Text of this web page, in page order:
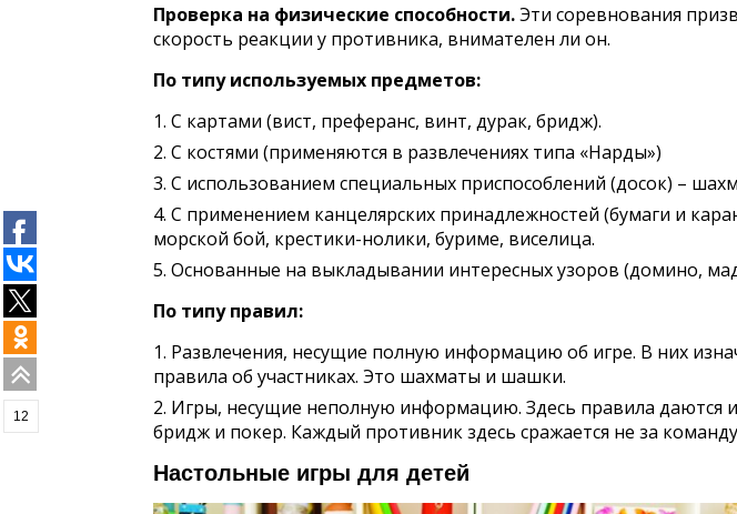
Проверка на физические способности.Эти соревнования
скорость реакции у противника, внимателен ли он.
По типу используемых предметов:
С картами (вист, преферанс, винт, дурак, бридж).
С костями (применяются в развлечениях типа «Нарды»)
С использованием специальных приспособлений (досок) –
С применением канцелярских принадлежностей (бумаги и
морской бой, крестики-нолики, буриме, виселица.
Основанные на выкладывании интересных узоров (домино,
По типу правил:
Развлечения, несущие полную информацию об игре. В них
правила об участниках. Это шахматы и шашки.
Игры, несущие неполную информацию. Здесь правила даются
бридж и покер. Каждый противник здесь сражается не за
Настольные игры для детей
12